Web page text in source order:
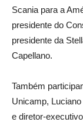
Scania para a
presidente do
presidente da
Capellano.
Também
Unicamp,
e diretor-